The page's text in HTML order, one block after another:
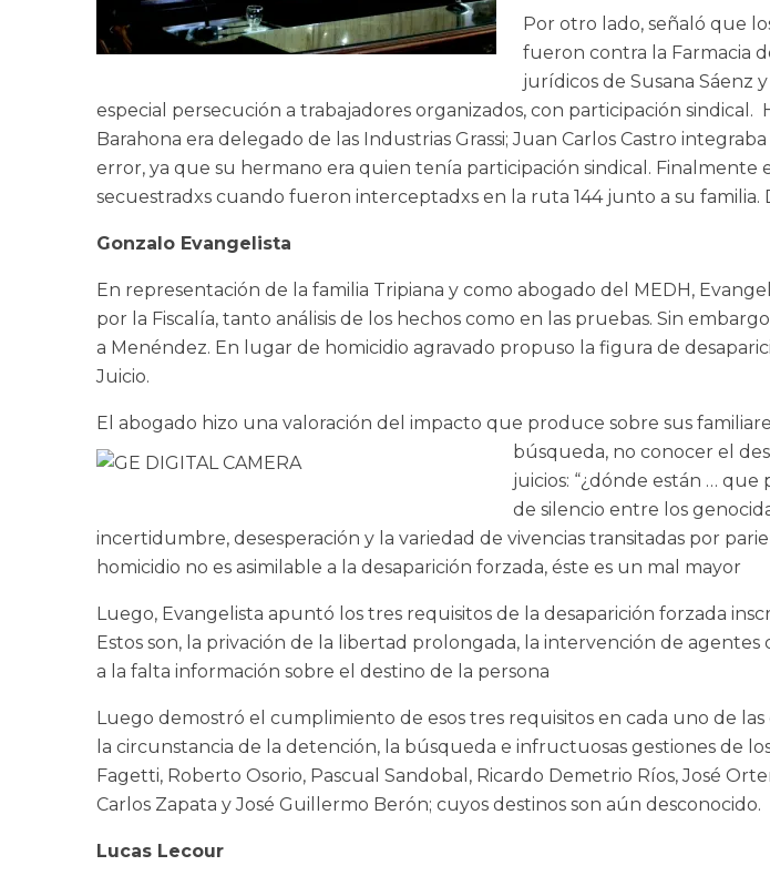
Por otro lado, señaló que
fueron contra la Farmacia
jurídicos de Susana Sáenz
especial persecución a trabajadores organizados, con participación
Barahona era delegado de las Industrias Grassi; Juan Carlos Castro
error, ya que su hermano era quien tenía participación sindical. Finalmente
secuestradxs cuando fueron interceptadxs en la ruta 144 junto a su familia.
Gonzalo Evangelista
En representación de la familia Tripiana y como abogado del MEDH,
por la Fiscalía, tanto análisis de los hechos como en las pruebas. Sin
a Menéndez. En lugar de homicidio agravado propuso la figura de
Juicio.
El abogado hizo una valoración del impacto que produce sobre sus
búsqueda, no conocer el
juicios: “¿dónde están … que
de silencio entre los
incertidumbre, desesperación y la variedad de vivencias transitadas por
homicidio no es asimilable a la desaparición forzada, éste es un mal mayor
Luego, Evangelista apuntó los tres requisitos de la desaparición forzada
Estos son, la privación de la libertad prolongada, la intervención de
a la falta información sobre el destino de la persona
Luego demostró el cumplimiento de esos tres requisitos en cada uno de
la circunstancia de la detención, la búsqueda e infructuosas gestiones de
Fagetti, Roberto Osorio, Pascual Sandobal, Ricardo Demetrio Ríos, José
Carlos Zapata y José Guillermo Berón; cuyos destinos son aún desconocido.
Lucas Lecour